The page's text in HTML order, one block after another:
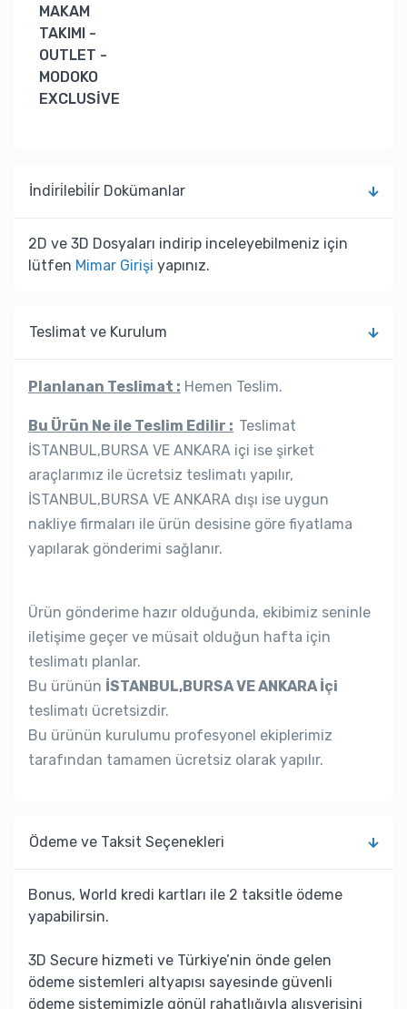
MAKAM
TAKIMI -
OUTLET -
MODOKO
EXCLUSİVE
İndi̇ri̇lebi̇li̇r Dokümanlar
2D ve 3D Dosyaları indirip inceleyebilmeniz için
lütfen Mimar Girişi yapınız.
Teslimat ve Kurulum
Planlanan Teslimat : Hemen Teslim.
Bu Ürün Ne ile Teslim Edilir : Teslimat
İSTANBUL,BURSA VE ANKARA içi ise şirket
araçlarımız ile ücretsiz teslimatı yapılır,
İSTANBUL,BURSA VE ANKARA dışı ise uygun
nakliye firmaları ile ürün desisine göre fiyatlama
yapılarak gönderimi sağlanır.
Ürün gönderime hazır olduğunda, ekibimiz seninle
iletişime geçer ve müsait olduğun hafta için
teslimatı planlar.
Bu ürünün İSTANBUL,BURSA VE ANKARA İçi
teslimatı ücretsizdir.
Bu ürünün kurulumu profesyonel ekiplerimiz
tarafından tamamen ücretsiz olarak yapılır.
Ödeme ve Taksit Seçenekleri
Bonus, World kredi kartları ile 2 taksitle ödeme
yapabilirsin.
3D Secure hizmeti ve Türkiye’nin önde gelen
ödeme sistemleri altyapısı sayesinde güvenli
ödeme sistemimizle gönül rahatlığıyla alışverişini